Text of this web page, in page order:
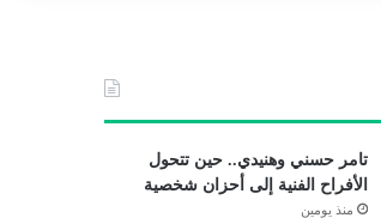
تامر حسني وهنيدي.. حين تتحول
الأفراح الفنية إلى أحزان شخصية
منذ يومين